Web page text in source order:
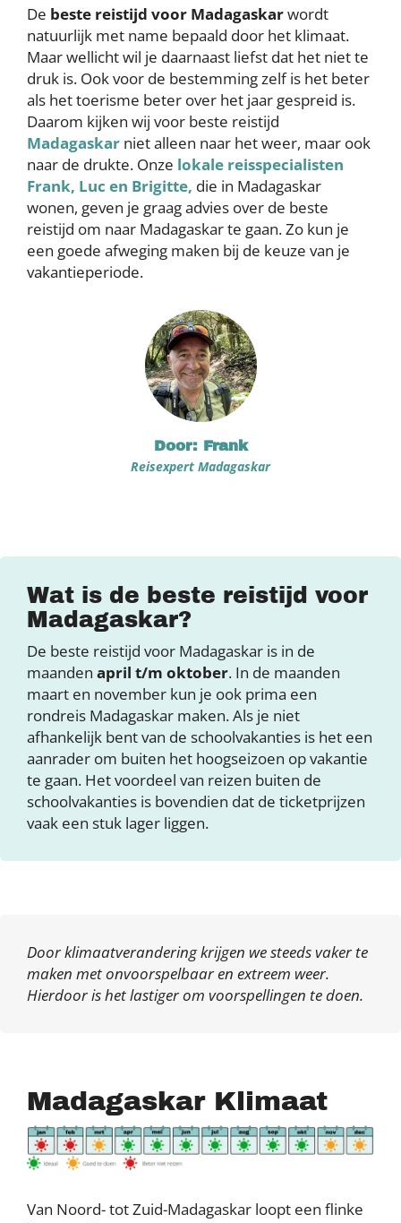
De beste reistijd voor Madagaskarwordt
natuurlijk met name bepaald door het klimaat.
Maar wellicht wil je daarnaast liefst dat het niet te
druk is. Ook voor de bestemming zelf is het beter
als het toerisme beter over het jaar gespreid is.
Daarom kijken wij voor beste reistijd
Madagaskar niet alleen naar het weer, maar ook
naar de drukte. Onze lokale reisspecialisten
Frank, Luc en Brigitte, die in Madagaskar
wonen, geven je graag advies over de beste
reistijd om naar Madagaskar te gaan. Zo kun je
een goede afweging maken bij de keuze van je
vakantieperiode.
Door: Frank
Reisexpert Madagaskar
Wat is de beste reistijd voor
Madagaskar?
De beste reistijd voor Madagaskar is in de
maanden april t/m oktober. In de maanden
maart en november kun je ook prima een
rondreis Madagaskar maken. Als je niet
afhankelijk bent van de schoolvakanties is het een
aanrader om buiten het hoogseizoen op vakantie
te gaan. Het voordeel van reizen buiten de
schoolvakanties is bovendien dat de ticketprijzen
vaak een stuk lager liggen.
Door klimaatverandering krijgen we steeds vaker te
maken met onvoorspelbaar en extreem weer.
Hierdoor is het lastiger om voorspellingen te doen.
Madagaskar Klimaat
Van Noord- tot Zuid-Madagaskar loopt een flinke